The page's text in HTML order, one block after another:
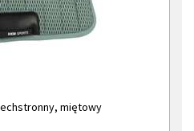
miętowy